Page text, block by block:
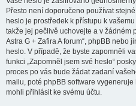
Přesto není doporučeno používat
heslo je prostředek k přístupu k vašemu
takže jej pečlivě uchovejte a v žádném
Astra G + Zafira A forum“, phpBB nebo
heslo. V případě, že byste zapomněli
funkci „Zapomněl jsem své heslo“
proces po vás bude žádat zadaní
mailu, poté phpBB software
mohli přihlásit ke svému účtu.